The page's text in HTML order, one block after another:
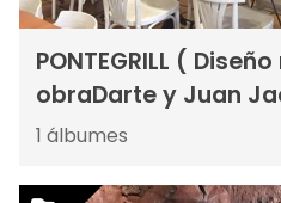
PONTEGRILL (
obraDarte y Juan
1 álbumes